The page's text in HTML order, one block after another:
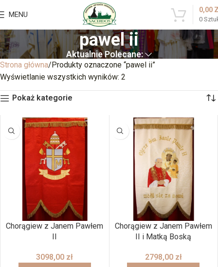
MENU
0
0,00
pawel ii
Aktualnie Polecane:
Strona główna Produkty oznaczone “pawel ii”
Wyświetlanie wszystkich wyników: 2
Pokaż kategorie
Chorągiew z Janem Pawłem
II
3098,00 zł
Chorągiew z Janem Pawłem
II i Matką Boską
2798,00 zł